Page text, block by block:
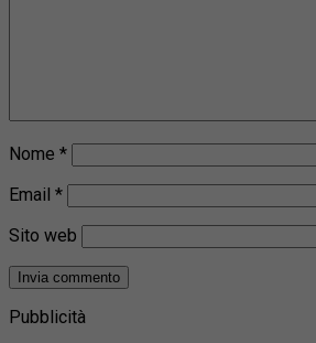
Nome *
Email *
Sito web
Pubblicità